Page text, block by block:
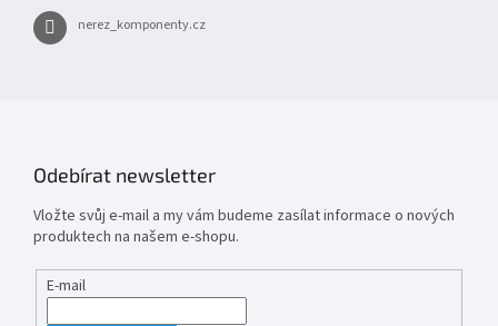
nerez_komponenty.cz
Odebírat newsletter
Vložte svůj e-mail a my vám budeme zasílat informace o nových
produktech na našem e-shopu.
E-mail